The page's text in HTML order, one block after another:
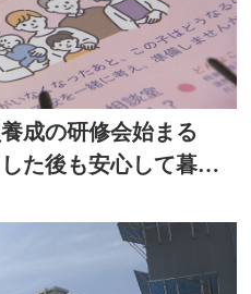
養成の研修会始まる
た後も安心して暮ら